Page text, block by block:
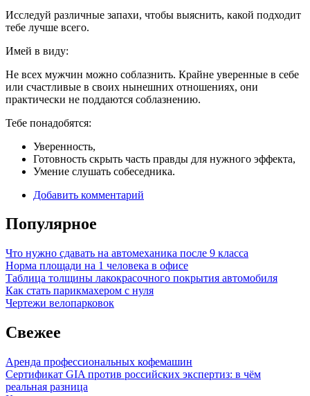
Исследуй различные запахи, чтобы выяснить, какой подходит
тебе лучше всего.
Имей в виду:
Не всех мужчин можно соблазнить. Крайне уверенные в себе
или счастливые в своих нынешних отношениях, они
практически не поддаются соблазнению.
Тебе понадобятся:
Уверенность,
Готовность скрыть часть правды для нужного эффекта,
Умение слушать собеседника.
Добавить комментарий
Популярное
Что нужно сдавать на автомеханика после 9 класса
Норма площади на 1 человека в офисе
Таблица толщины лакокрасочного покрытия автомобиля
Как стать парикмахером с нуля
Чертежи велопарковок
Свежее
Аренда профессиональных кофемашин
Сертификат GIA против российских экспертиз: в чём
реальная разница